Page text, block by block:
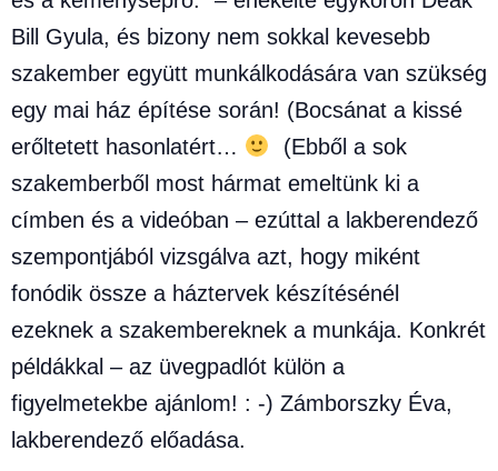
Bill Gyula, és bizony nem sokkal kevesebb
szakember együtt munkálkodására van szükség
egy mai ház építése során! (Bocsánat a kissé
erőltetett hasonlatért…
(Ebből a sok
szakemberből most hármat emeltünk ki a
címben és a videóban – ezúttal a lakberendező
szempontjából vizsgálva azt, hogy miként
fonódik össze a háztervek készítésénél
ezeknek a szakembereknek a munkája. Konkrét
példákkal – az üvegpadlót külön a
figyelmetekbe ajánlom! : -) Zámborszky Éva,
lakberendező előadása.